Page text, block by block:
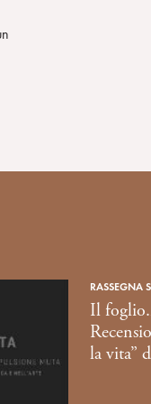
RASSEGNA
Il
la vita”